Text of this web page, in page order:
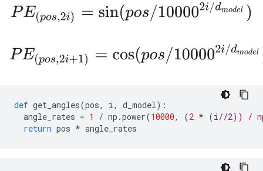
sin po 10000 2i/dmodel)
cos (po s/ 100002i/dmodel)
def get_angles(pos, i, d_model):
angle_rates = 1 / np .power(10000, (2 * (i//2)) /
return pos * angle_rates